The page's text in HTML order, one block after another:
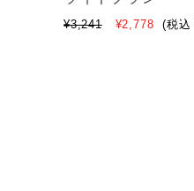
¥3,241 ¥2,778 (税込